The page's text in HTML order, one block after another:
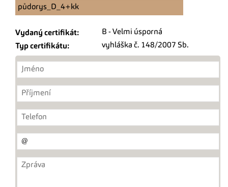
půdorys_D_4+kk
Vydaný certifikát:
B - Velmi úsporná
Typ certifikátu:
vyhláška č. 148/2007 Sb.